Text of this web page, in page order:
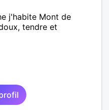
j'habite Mont de
tendre et